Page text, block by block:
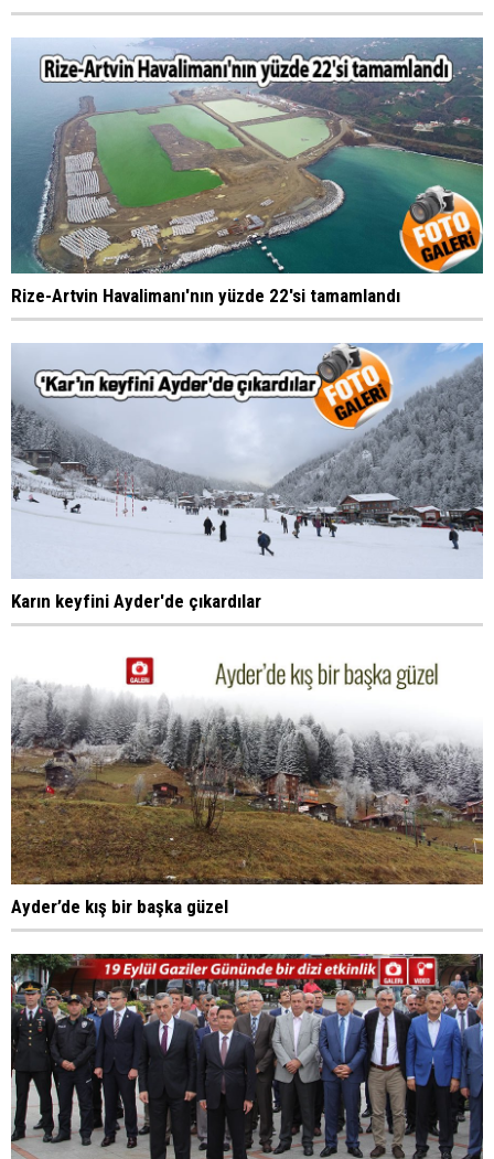
Rize-Artvin Havalimanı'nın yüzde 22'si tamamlandı
Karın keyfini Ayder'de çıkardılar
Ayder’de kış bir başka güzel